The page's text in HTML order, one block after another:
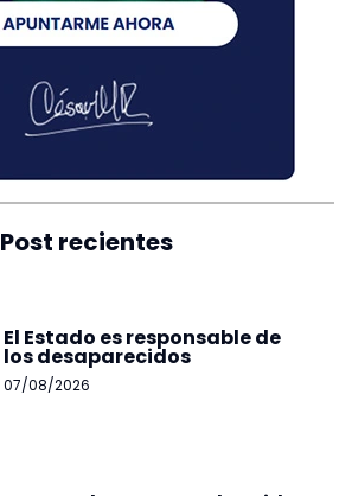
Post recientes
El Estado es responsable de
los desaparecidos
07/08/2026